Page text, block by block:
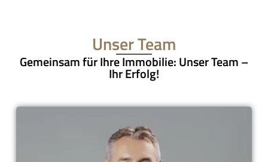
Unser Team
Gemeinsam für Ihre Immobilie: Unser Team –
Ihr Erfolg!